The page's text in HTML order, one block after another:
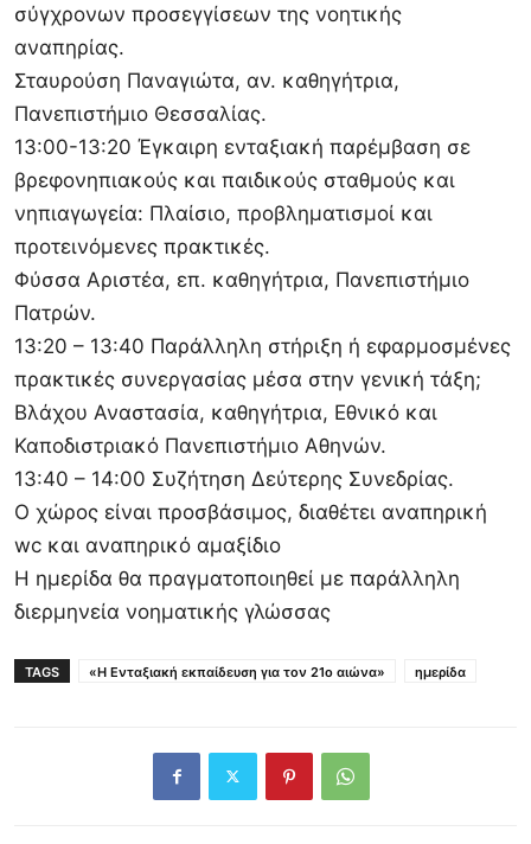
σύγχρονων προσεγγίσεων της νοητικής
αναπηρίας.
Σταυρούση Παναγιώτα, αν. καθηγήτρια,
Πανεπιστήμιο Θεσσαλίας.
13:00-13:20 Έγκαιρη ενταξιακή παρέμβαση σε
βρεφονηπιακούς και παιδικούς σταθμούς και
νηπιαγωγεία: Πλαίσιο, προβληματισμοί και
προτεινόμενες πρακτικές.
Φύσσα Αριστέα, επ. καθηγήτρια, Πανεπιστήμιο
Πατρών.
13:20 – 13:40 Παράλληλη στήριξη ή εφαρμοσμένες
πρακτικές συνεργασίας μέσα στην γενική τάξη;
Βλάχου Αναστασία, καθηγήτρια, Εθνικό και
Καποδιστριακό Πανεπιστήμιο Αθηνών.
13:40 – 14:00 Συζήτηση Δεύτερης Συνεδρίας.
Ο χώρος είναι προσβάσιμος, διαθέτει αναπηρική
wc και αναπηρικό αμαξίδιο
Η ημερίδα θα πραγματοποιηθεί με παράλληλη
διερμηνεία νοηματικής γλώσσας
TAGS «Η Ενταξιακή εκπαίδευση για τον 21ο αιώνα» ημερίδα